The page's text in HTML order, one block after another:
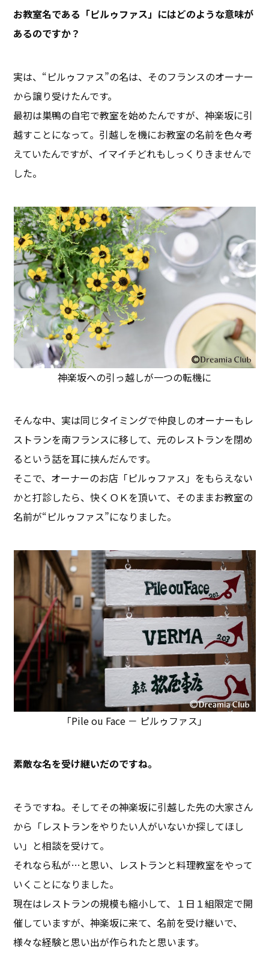
――お教室名である「ピルゥファス」にはどのような意味が
あるのですか？
実は、“ピルゥファス”の名は、そのフランスのオーナー
から譲り受けたんです。
最初は巣鴨の自宅で教室を始めたんですが、神楽坂に引
越すことになって。引越しを機にお教室の名前を色々考
えていたんですが、イマイチどれもしっくりきませんで
した。
神楽坂への引っ越しが一つの転機に
そんな中、実は同じタイミングで仲良しのオーナーもレ
ストランを南フランスに移して、元のレストランを閉め
るという話を耳に挟んだんです。
そこで、オーナーのお店「ピルゥファス」をもらえない
かと打診したら、快くＯＫを頂いて、そのままお教室の
名前が“ピルゥファス”になりました。
「Pile ou Face － ピルゥファス」
――素敵な名を受け継いだのですね。
そうですね。そしてその神楽坂に引越した先の大家さん
から「レストランをやりたい人がいないか探してほし
い」と相談を受けて。
それなら私が…と思い、レストランと料理教室をやって
いくことになりました。
現在はレストランの規模も縮小して、１日１組限定で開
催していますが、神楽坂に来て、名前を受け継いで、
様々な経験と思い出が作られたと思います。